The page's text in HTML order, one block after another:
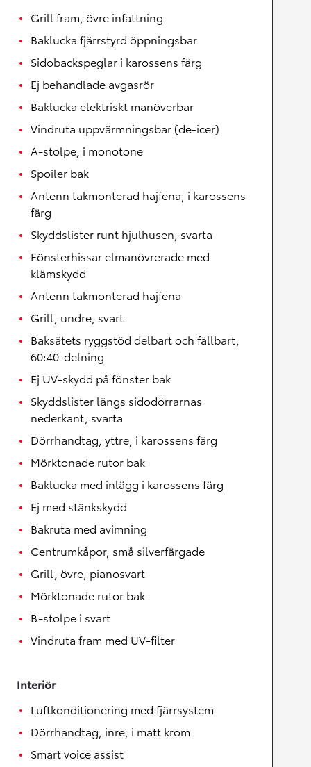
Grill fram, övre infattning
Baklucka fjärrstyrd öppningsbar
Sidobackspeglar i karossens färg
Ej behandlade avgasrör
Baklucka elektriskt manöverbar
Vindruta uppvärmningsbar (de-icer)
A-stolpe, i monotone
Spoiler bak
Antenn takmonterad hajfena, i karossens
färg
Skyddslister runt hjulhusen, svarta
Fönsterhissar elmanövrerade med
klämskydd
Antenn takmonterad hajfena
Grill, undre, svart
Baksätets ryggstöd delbart och fällbart,
60:40-delning
Ej UV-skydd på fönster bak
Skyddslister längs sidodörrarnas
nederkant, svarta
Dörrhandtag, yttre, i karossens färg
Mörktonade rutor bak
Baklucka med inlägg i karossens färg
Ej med stänkskydd
Bakruta med avimning
Centrumkåpor, små silverfärgade
Grill, övre, pianosvart
Mörktonade rutor bak
B-stolpe i svart
Vindruta fram med UV-filter
Interiör
Luftkonditionering med fjärrsystem
Dörrhandtag, inre, i matt krom
Smart voice assist